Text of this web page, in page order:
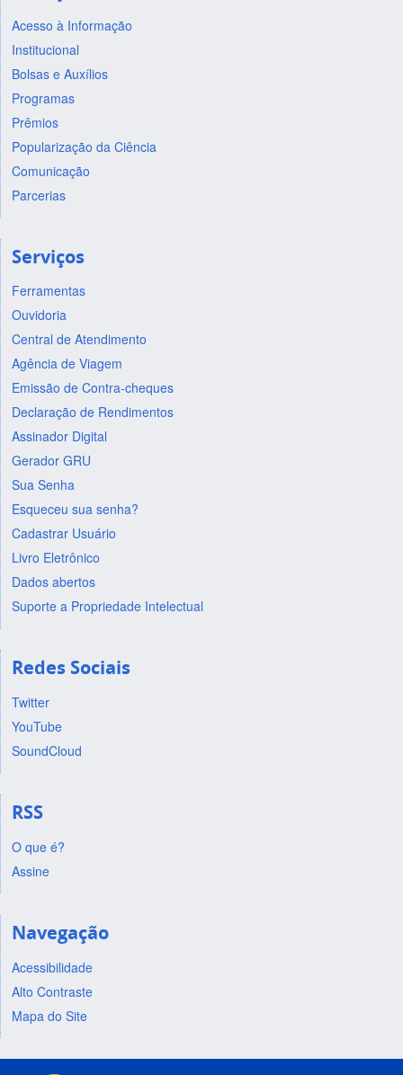
Acesso à Informação
Institucional
Bolsas e Auxílios
Programas
Prêmios
Popularização da Ciência
Comunicação
Parcerias
Serviços
Ferramentas
Ouvidoria
Central de Atendimento
Agência de Viagem
Emissão de Contra-cheques
Declaração de Rendimentos
Assinador Digital
Gerador GRU
Sua Senha
Esqueceu sua senha?
Cadastrar Usuário
Livro Eletrônico
Dados abertos
Suporte a Propriedade Intelectual
Redes Sociais
Twitter
YouTube
SoundCloud
RSS
O que é?
Assine
Navegação
Acessibilidade
Alto Contraste
Mapa do Site